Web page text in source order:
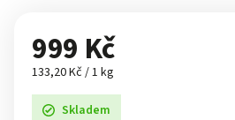
999 Kč
133,20 Kč / 1 kg
Skladem